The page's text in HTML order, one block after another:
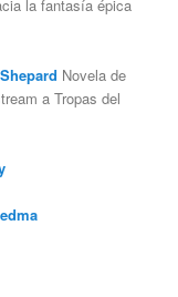
la fantasía épica
Novela de
a Tropas del